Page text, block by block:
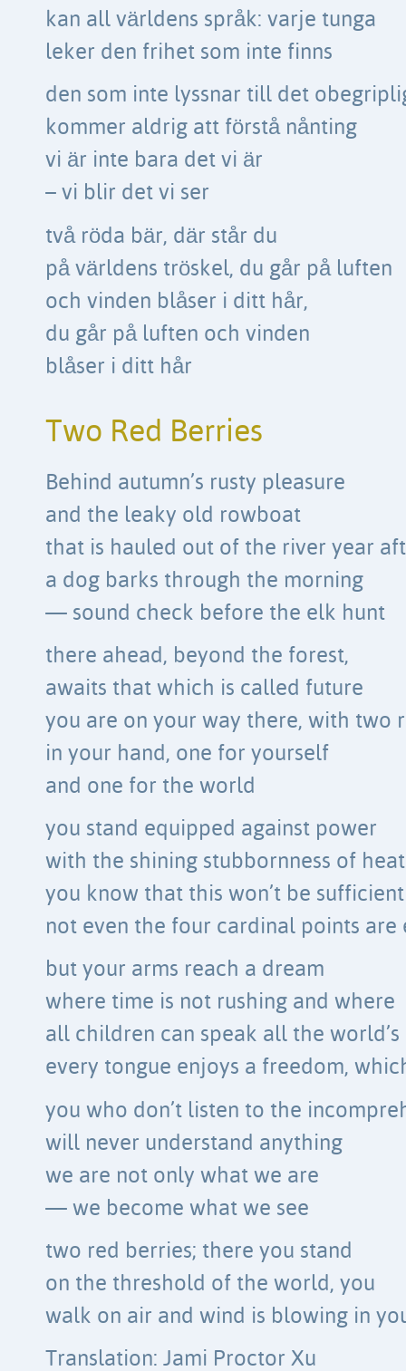
kan all världens språk: varje tunga
leker den frihet som inte finns
den som inte lyssnar till det
kommer aldrig att förstå nånting
vi är inte bara det vi är
– vi blir det vi ser
två röda bär, där står du
på världens tröskel, du går på luften
och vinden blåser i ditt hår,
du går på luften och vinden
blåser i ditt hår
Two Red Berries
Behind autumn’s rusty pleasure
and the leaky old rowboat
that is hauled out of the river year
a dog barks through the morning
— sound check before the elk hunt
there ahead, beyond the forest,
awaits that which is called future
you are on your way there, with two
in your hand, one for yourself
and one for the world
you stand equipped against power
with the shining stubbornness of
you know that this won’t be sufficient
not even the four cardinal points are
but your arms reach a dream
where time is not rushing and where
all children can speak all the world’s
every tongue enjoys a freedom,
you who don’t listen to the
will never understand anything
we are not only what we are
— we become what we see
two red berries; there you stand
on the threshold of the world, you
walk on air and wind is blowing in
Translation: Jami Proctor Xu